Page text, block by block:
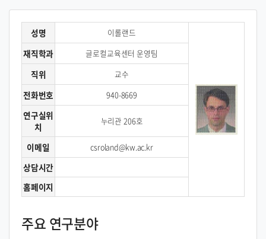
성명 이롤랜드
재직학과 글로컬교육센터 운영팀
직위 교수
전화번호 940-8669
연구실위
치
누리관 206호
이메일 csroland@kw.ac.kr
상담시간
홈페이지
주요 연구분야